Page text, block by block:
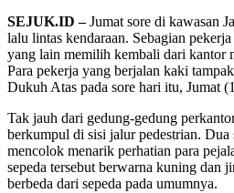
SEJUK.ID –Jumat sore di kawasan
lalu lintas kendaraan. Sebagian
yang lain memilih kembali dari kantor
Para pekerja yang berjalan kaki
Dukuh Atas pada sore hari itu, Jumat
Tak jauh dari gedung-gedung
berkumpul di sisi jalur pedestrian. Dua
mencolok menarik perhatian para
sepeda tersebut berwarna kuning dan
berbeda dari sepeda pada umumnya.